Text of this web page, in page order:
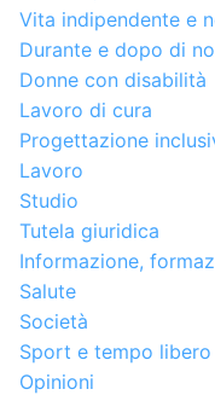
Vita indipendente e
Durante e dopo di
Donne con disabilità
Lavoro di cura
Progettazione
Lavoro
Studio
Tutela giuridica
Informazione,
Salute
Società
Sport e tempo libero
Opinioni